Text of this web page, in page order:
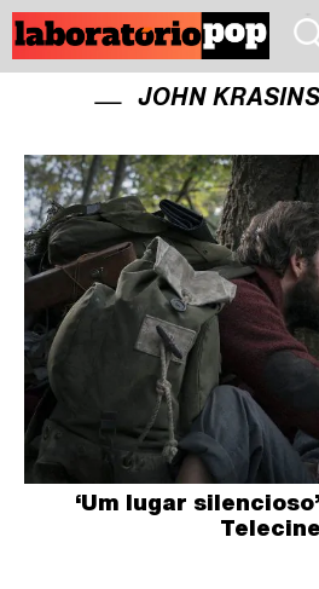
JOHN
‘Um lugar
Telecine